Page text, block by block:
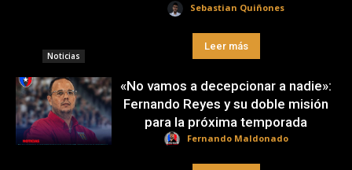
Noticias
Sebastian Quiñones
Leer más
«No vamos a decepcionar a nadie»:
Fernando Reyes y su doble misión
para la próxima temporada
Fernando Maldonado